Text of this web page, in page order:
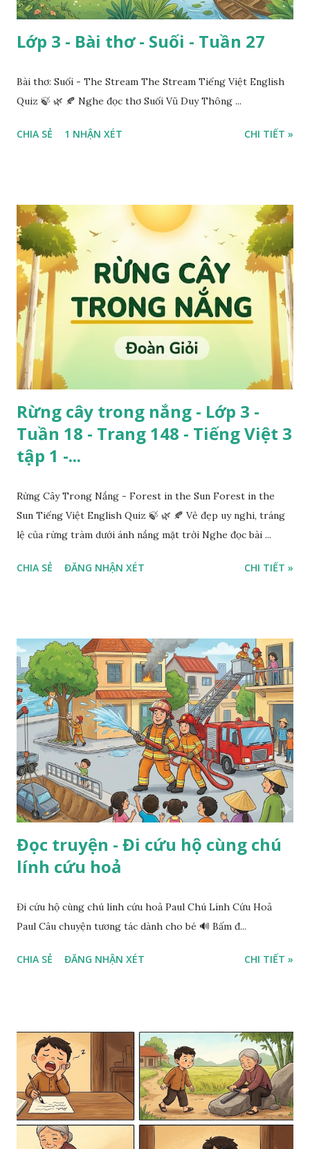
Lớp 3 - Bài thơ - Suối - Tuần 27
Bài thơ: Suối - The Stream The Stream Tiếng Việt English
Quiz 🍃 🌿 🍂 Nghe đọc thơ Suối Vũ Duy Thông ...
CHIA SẺ 1 NHẬN XÉT CHI TIẾT »
Rừng cây trong nắng - Lớp 3 -
Tuần 18 - Trang 148 - Tiếng Việt 3
tập 1 -...
Rừng Cây Trong Nắng - Forest in the Sun Forest in the
Sun Tiếng Việt English Quiz 🍃 🌿 🍂 Vẻ đẹp uy nghi, tráng
lệ của rừng tràm dưới ánh nắng mặt trời Nghe đọc bài ...
CHIA SẺ ĐĂNG NHẬN XÉT CHI TIẾT »
Đọc truyện - Đi cứu hộ cùng chú
lính cứu hoả
Đi cứu hộ cùng chú lính cứu hoả Paul Chú Lính Cứu Hoả
Paul Câu chuyện tương tác dành cho bé 🔊 Bấm đ...
CHIA SẺ ĐĂNG NHẬN XÉT CHI TIẾT »